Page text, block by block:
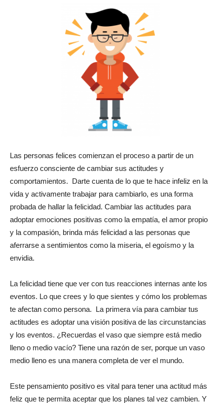
Las personas felices comienzan el proceso a partir de un
esfuerzo consciente de cambiar sus actitudes y
comportamientos. Darte cuenta de lo que te hace infeliz en la
vida y activamente trabajar para cambiarlo, es una forma
probada de hallar la felicidad. Cambiar las actitudes para
adoptar emociones positivas como la empatía, el amor propio
y la compasión, brinda más felicidad a las personas que
aferrarse a sentimientos como la miseria, el egoísmo y la
envidia.
La felicidad tiene que ver con tus reacciones internas ante los
eventos. Lo que crees y lo que sientes y cómo los problemas
te afectan como persona. La primera vía para cambiar tus
actitudes es adoptar una visión positiva de las circunstancias
y los eventos. ¿Recuerdas el vaso que siempre está medio
lleno o medio vacío? Tiene una razón de ser, porque un vaso
medio lleno es una manera completa de ver el mundo.
Este pensamiento positivo es vital para tener una actitud más
feliz que te permita aceptar que los planes tal vez cambien. Y